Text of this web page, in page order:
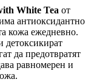
White Tea от
антиоксидантно
кожа ежедневно.
детоксикират
да предотвратят
равномерен и